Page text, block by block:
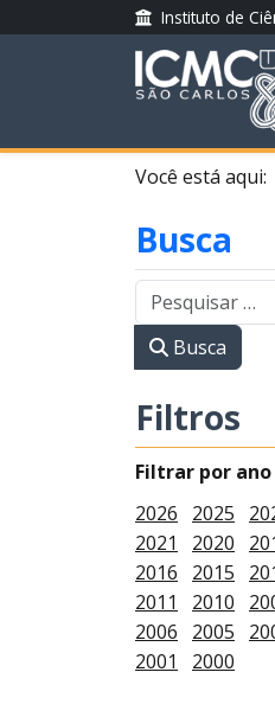
Instituto de
Você está aqui:
Busca
Busca
Filtros
Filtrar por ano
2026
2025
2021
2020
2016
2015
2011
2010
2006
2005
2001
2000